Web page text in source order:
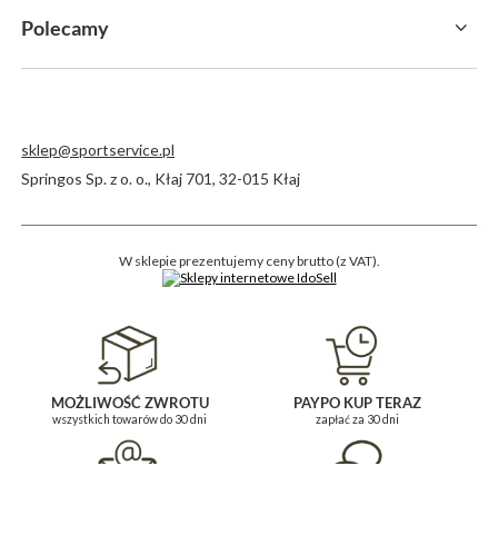
Polecamy
sklep@sportservice.pl
Springos Sp. z o. o., Kłaj 701,32-015 Kłaj
W sklepie prezentujemy ceny brutto (z VAT).
MOŻLIWOŚĆ ZWROTU
wszystkich towarów do 30 dni
PAYPO KUP TERAZ
zapłać za 30 dni